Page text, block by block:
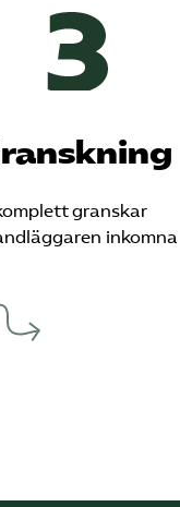
granskar
inkomna